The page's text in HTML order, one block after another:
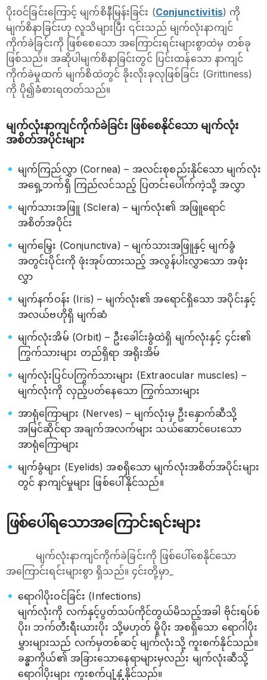
ပိုးဝင်ခြင်းကြောင့် မျက်စိနီမြန်းခြင်း (Conjunctivitis) ကို
မျက်စိနာခြင်းဟု လူသိများပြီး ၎င်းသည် မျက်လုံးနာကျင်
ကိုက်ခဲခြင်းကို ဖြစ်စေသော အကြောင်းရင်းများစွာထဲမှ တစ်ခု
ဖြစ်သည်။ အဆိုပါမျက်စိနာခြင်းတွင် ပြင်းထန်သော နာကျင်
ကိုက်ခဲမှုထက် မျက်စိထဲတွင် ခိုးလိုးခုလုဖြစ်ခြင်း (Grittiness)
ကို ပို၍ခံစားရတတ်သည်။
မျက်လုံးနာကျင်ကိုက်ခဲခြင်း ဖြစ်စေနိုင်သော မျက်လုံး
အစိတ်အပိုင်းများ
မျက်ကြည်လွှာ (Cornea) – အလင်းစုစည်းနိုင်သော မျက်လုံး
အရှေ့ဘက်ရှိ ကြည်လင်သည့် ပြတင်းပေါက်ကဲ့သို့ အလွှာ
မျက်သားအဖြူ (Sclera) – မျက်လုံး၏ အဖြူရောင်
အစိတ်အပိုင်း
မျက်မြှေး (Conjunctiva) – မျက်သားအဖြူနှင့် မျက်ခွံ
အတွင်းပိုင်းကို ဖုံးအုပ်ထားသည့် အလွန်ပါးလွှာသော အဖုံး
လွှာ
မျက်နက်ဝန်း (Iris) – မျက်လုံး၏ အရောင်ရှိသော အပိုင်းနှင့်
အလယ်ဗဟိုရှိ မျက်ဆံ
မျက်လုံးအိမ် (Orbit) – ဦးခေါင်းခွံထဲရှိ မျက်လုံးနှင့် ၄င်း၏
ကြွက်သားများ တည်ရှိရာ အရိုးအိမ်
မျက်လုံးပြင်ပကြွက်သားများ (Extraocular muscles) –
မျက်လုံးကို လှည့်ပတ်နေသော ကြွက်သားများ
အာရုံကြောများ (Nerves) – မျက်လုံးမှ ဦးနှောက်ဆီသို့
အမြင်ဆိုင်ရာ အချက်အလက်များ သယ်ဆောင်ပေးသော
အာရုံကြောများ
မျက်ခွံများ (Eyelids) အစရှိသော မျက်လုံးအစိတ်အပိုင်းများ
တွင် နာကျင်မှုများ ဖြစ်ပေါ်နိုင်သည်။
ဖြစ်ပေါ်ရသောအကြောင်းရင်းများ
မျက်လုံးနာကျင်ကိုက်ခဲခြင်းကို ဖြစ်ပေါ်စေနိုင်သော
အကြောင်းရင်းများစွာ ရှိသည်။ ၄င်းတို့မှာ_
ရောဂါပိုးဝင်ခြင်း (Infections)
မျက်လုံးကို လက်နှင့်ပွတ်သပ်ကိုင်တွယ်မိသည့်အခါ ဗိုင်းရပ်စ်
ပိုး၊ ဘက်တီးရီးယားပိုး သို့မဟုတ် မှိုပိုး အစရှိသော ရောဂါပိုး
မွှားများသည် လက်မှတစ်ဆင့် မျက်လုံးသို့ ကူးစက်နိုင်သည်။
ခန္ဓာကိုယ်၏ အခြားသောနေရာများမှလည်း မျက်လုံးဆီသို့
ရောဂါပိုးများ ကူးစက်ပျံ့နှံ့နိုင်သည်။